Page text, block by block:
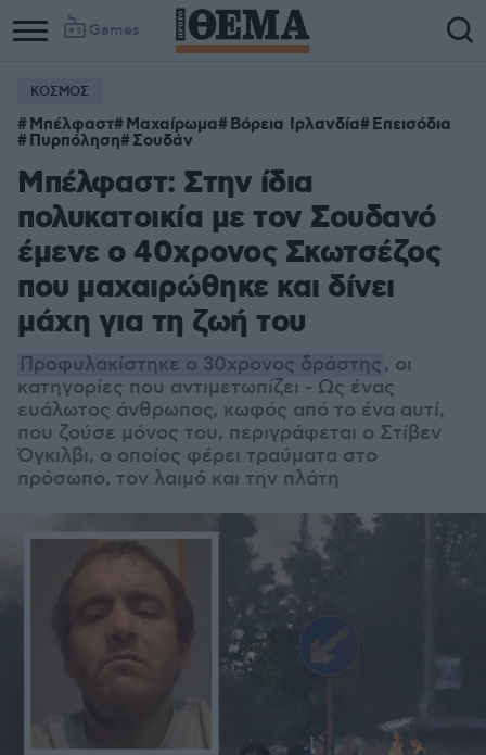
Games
ΚΟΣΜΟΣ
Μπέλφαστ Μαχαίρωμα Βόρεια Ιρλανδία Επεισόδια
Πυρπόληση Σουδάν
Μπέλφαστ: Στην ίδια
πολυκατοικία με τον Σουδανό
έμενε ο 40χρονος Σκωτσέζος
που μαχαιρώθηκε και δίνει
μάχη για τη ζωή του
Προφυλακίστηκε ο 30χρονος δράστης, οι
κατηγορίες που αντιμετωπίζει - Ως ένας
ευάλωτος άνθρωπος, κωφός από το ένα αυτί,
που ζούσε μόνος του, περιγράφεται ο Στίβεν
Όγκιλβι, ο οποίος φέρει τραύματα στο
πρόσωπο, τον λαιμό και την πλάτη